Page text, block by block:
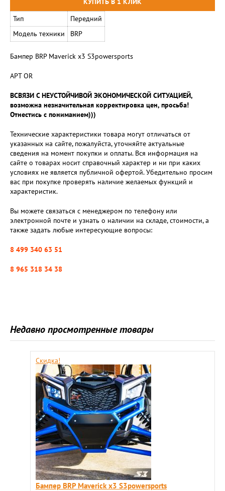
Тип
Передний
Модель техники
BRP
Бампер BRP Maverick x3 S3powersports
АРТ OR
ВСВЯЗИ С НЕУСТОЙЧИВОЙ ЭКОНОМИЧЕСКОЙ СИТУАЦИЕЙ,
возможна незначительная корректировка цен, просьба!
Отнестись с пониманием)))
Технические характеристики товара могут отличаться от
указанных на сайте, пожалуйста, уточняйте актуальные
сведения на момент покупки и оплаты. Вся информация на
сайте о товарах носит справочный характер и ни при каких
условиях не является публичной офертой. Убедительно просим
вас при покупке проверять наличие желаемых функций и
характеристик.
Вы можете связаться с менеджером по телефону или
электронной почте и узнать о наличии на складе, стоимости, а
также задать любые интересующие вопросы:
8 499 340 63 51
8 965 318 34 38
Недавно просмотренные товары
Скидка!
Бампер BRP Maverick x3 S3powersports